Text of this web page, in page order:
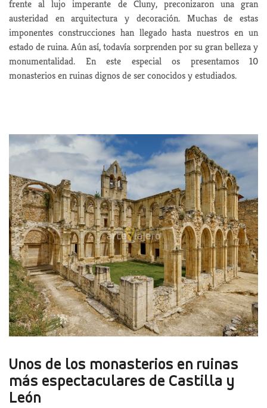
frente al lujo imperante de Cluny, preconizaron una gran
austeridad en arquitectura y decoración. Muchas de estas
imponentes construcciones han llegado hasta nuestros en un
estado de ruina. Aún así, todavía sorprenden por su gran belleza y
monumentalidad. En este especial os presentamos 10
monasterios en ruinas dignos de ser conocidos y estudiados.
Unos de los monasterios en ruinas
más espectaculares de Castilla y
León